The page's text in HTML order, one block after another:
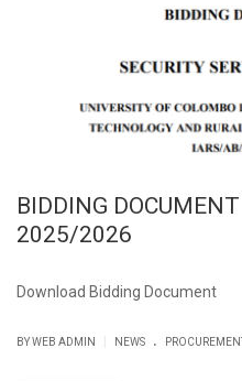
BIDDING
2025/2026
Download Bidding Document
BY WEB ADMIN NEWS .